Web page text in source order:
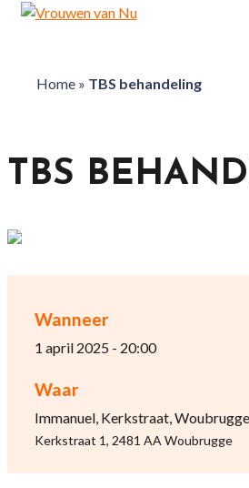
Home» TBS behandeling
Wanneer
1 april 2025 - 20:00
Waar
Immanuel, Kerkstraat, Woubrugge
Kerkstraat 1, 2481 AA Woubrugge
TBS